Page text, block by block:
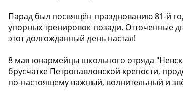
Парад был посвящён празднованию 81-й
упорных тренировок позади. Отточенные
этот долгожданный день настал!
8 мая юнармейцы школьного отряда
брусчатке Петропавловской крепости,
по-настоящему важный, волнительный и